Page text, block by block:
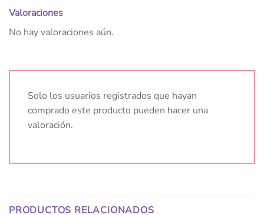
Valoraciones
No hay valoraciones aún.
Solo los usuarios registrados que hayan
comprado este producto pueden hacer una
valoración.
PRODUCTOS RELACIONADOS